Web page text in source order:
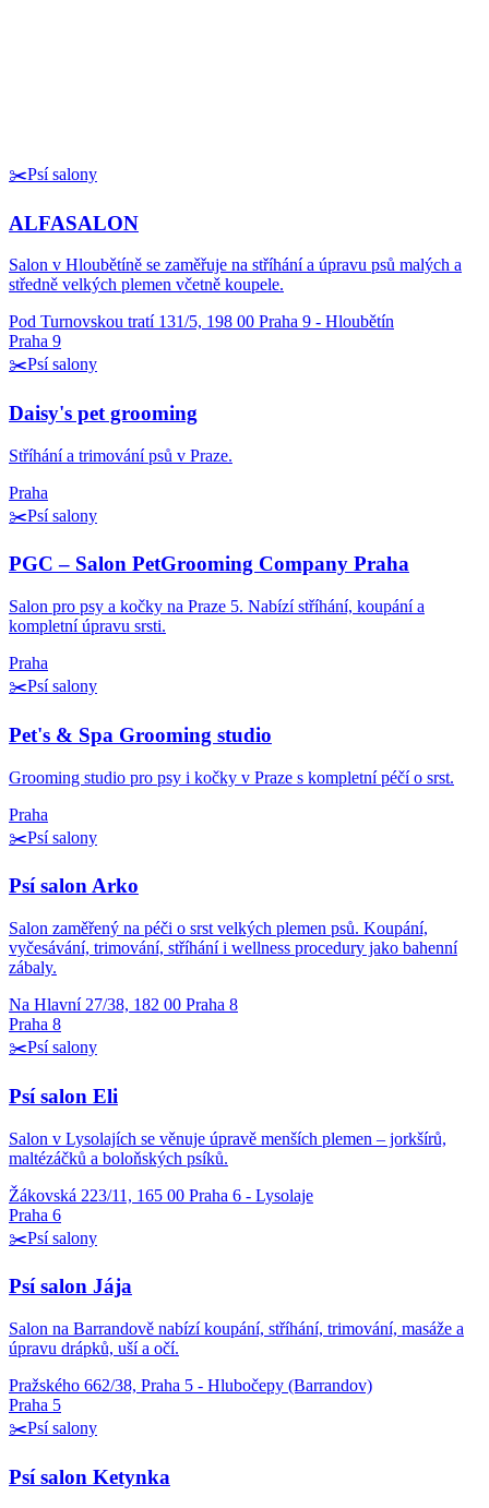
✂️Psí salony
ALFASALON
Salon v Hloubětíně se zaměřuje na stříhání a úpravu psů malých a
středně velkých plemen včetně koupele.
Pod Turnovskou tratí 131/5, 198 00 Praha 9 - Hloubětín
Praha 9
✂️Psí salony
Daisy's pet grooming
Stříhání a trimování psů v Praze.
Praha
✂️Psí salony
PGC – Salon PetGrooming Company Praha
Salon pro psy a kočky na Praze 5. Nabízí stříhání, koupání a
kompletní úpravu srsti.
Praha
✂️Psí salony
Pet's & Spa Grooming studio
Grooming studio pro psy i kočky v Praze s kompletní péčí o srst.
Praha
✂️Psí salony
Psí salon Arko
Salon zaměřený na péči o srst velkých plemen psů. Koupání,
vyčesávání, trimování, stříhání i wellness procedury jako bahenní
zábaly.
Na Hlavní 27/38, 182 00 Praha 8
Praha 8
✂️Psí salony
Psí salon Eli
Salon v Lysolajích se věnuje úpravě menších plemen – jorkšírů,
maltézáčků a boloňských psíků.
Žákovská 223/11, 165 00 Praha 6 - Lysolaje
Praha 6
✂️Psí salony
Psí salon Jája
Salon na Barrandově nabízí koupání, stříhání, trimování, masáže a
úpravu drápků, uší a očí.
Pražského 662/38, Praha 5 - Hlubočepy (Barrandov)
Praha 5
✂️Psí salony
Psí salon Ketynka